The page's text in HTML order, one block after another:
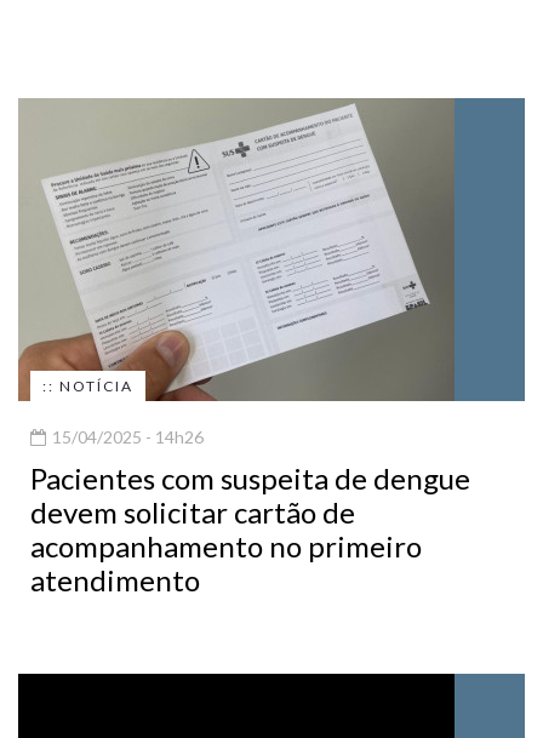
:: NOTÍCIA
15/04/2025 - 14h26
Pacientes com suspeita de dengue
devem solicitar cartão de
acompanhamento no primeiro
atendimento